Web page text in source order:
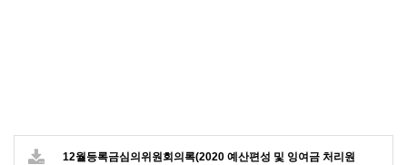
12월등록금심의위원회의록(2020 예산편성 및 잉여금 처리원